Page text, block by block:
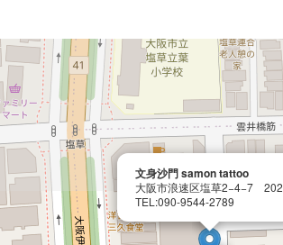
文身沙門 samon tattoo
大阪市浪速区塩草2−4−7 202
TEL:090-9544-2789